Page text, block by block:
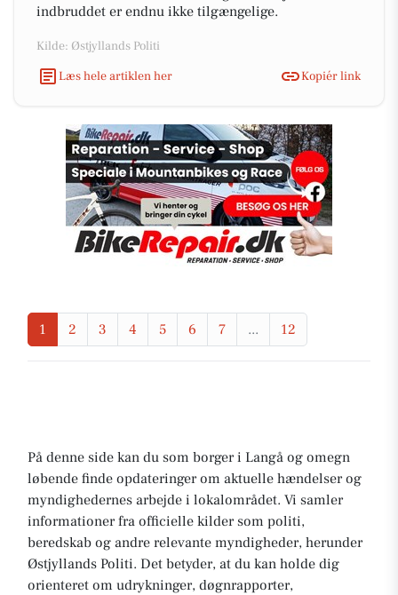
indbruddet er endnu ikke tilgængelige.
Kilde: Østjyllands Politi
Læs hele artiklen her
Kopiér link
1 2 3 4 5 6 7 ... 12
På denne side kan du som borger i Langå og omegn
løbende finde opdateringer om aktuelle hændelser og
myndighedernes arbejde i lokalområdet. Vi samler
informationer fra officielle kilder som politi,
beredskab og andre relevante myndigheder, herunder
Østjyllands Politi. Det betyder, at du kan holde dig
orienteret om udrykninger, døgnrapporter,